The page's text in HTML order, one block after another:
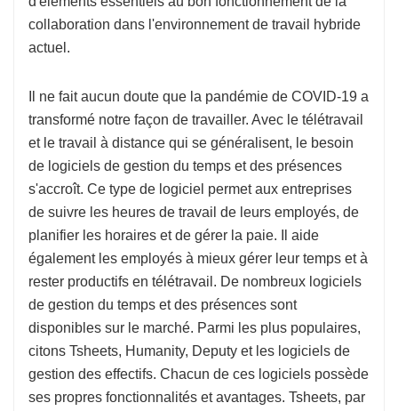
collaboration dans l'environnement de travail hybride
actuel.
Il ne fait aucun doute que la pandémie de COVID-19 a
transformé notre façon de travailler. Avec le télétravail
et le travail à distance qui se généralisent, le besoin
de logiciels de gestion du temps et des présences
s'accroît. Ce type de logiciel permet aux entreprises
de suivre les heures de travail de leurs employés, de
planifier les horaires et de gérer la paie. Il aide
également les employés à mieux gérer leur temps et à
rester productifs en télétravail. De nombreux logiciels
de gestion du temps et des présences sont
disponibles sur le marché. Parmi les plus populaires,
citons Tsheets, Humanity, Deputy et les logiciels de
gestion des effectifs. Chacun de ces logiciels possède
ses propres fonctionnalités et avantages. Tsheets, par